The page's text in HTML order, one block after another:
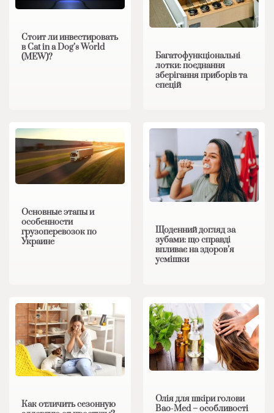
Стоит ли инвестировать
в Cat in a Dog’s World
(MEW)?
Багатофункціональні
лотки: поєднання
зберігання приборів та
спецій
Основные этапы и
особенности
грузоперевозок по
Украине
Щоденний догляд за
зубами: що справді
впливає на здоров’я
усмішки
Как отличить сезонную
Олія для шкіри голови
Bao-Med – особливості